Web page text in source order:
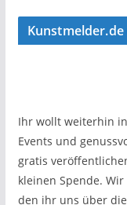
Ihr wollt weiterhin
Events und
gratis
kleinen Spende.
den ihr uns über